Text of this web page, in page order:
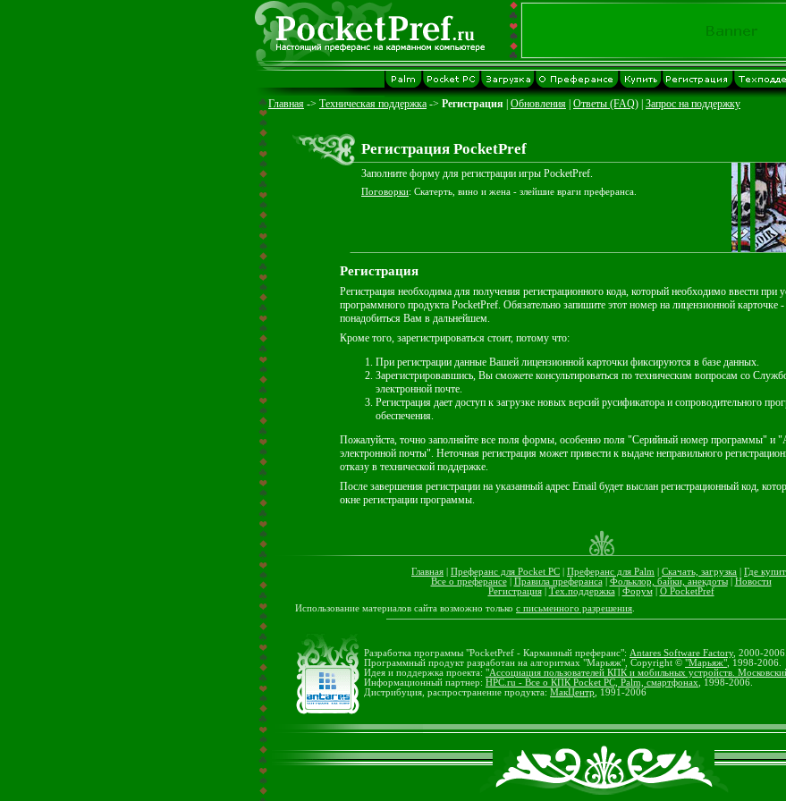
Главная -> Техническая поддержка -> Регистрация Обновления Ответы (FAQ) Запрос на поддержку
Регистрация PocketPref
Заполните форму для регистрации игры PocketPref.
Поговорки: Скатерть, вино и жена - злейшие враги преферанса.
Регистрация
Регистрация необходима для получения регистрационного кода, который необходимо ввести при
программного продукта PocketPref. Обязательно запишите этот номер на лицензионной карточке
понадобиться Вам в дальнейшем.
Кроме того, зарегистрироваться стоит, потому что:
При регистрации данные Вашей лицензионной карточки фиксируются в базе данных.
Зарегистрировавшись, Вы сможете консультироваться по техническим вопросам со
электронной почте.
Регистрация дает доступ к загрузке новых версий русификатора и сопроводительного
обеспечения.
Пожалуйста, точно заполняйте все поля формы, особенно поля "Серийный номер программы" и
электронной почты". Неточная регистрация может привести к выдаче неправильного
отказу в технической поддержке.
После завершения регистрации на указанный адрес Email будет выслан регистрационный код,
окне регистрации программы.
Главная Преферанс для Pocket PC Преферанс для Palm Скачать, загрузка
Где
Все о преферансе| Правила преферанса| Фольклор, байки, анекдоты| Новости
Регистрация| Тех.поддержка| Форум| О PocketPref
Использование материалов сайта возможно только с письменного разрешения
Разработка программы "PocketPref - Карманный преферанс": Antares Software Factory, 2000-2006.
Программный продукт разработан на алгоритмах "Марьяж", Copyright © "Марьяж" , 1998-2006.
Идея и поддержка проекта: "Ассоциация пользователей КПК и мобильных устройств.
Информационный партнер: HPC.ru - Все о КПК Pocket PC, Palm, смартфонах , 1998-2006.
Дистрибуция, распространение продукта: МакЦентр , 1991-2006